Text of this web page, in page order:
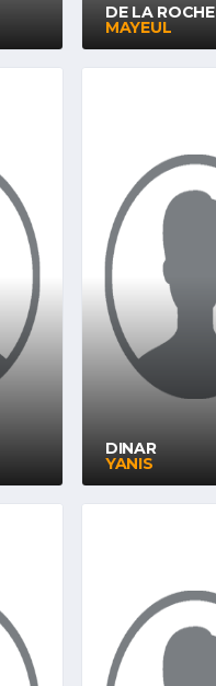
DE LA ROCHE
MAYEUL
DINAR
YANIS